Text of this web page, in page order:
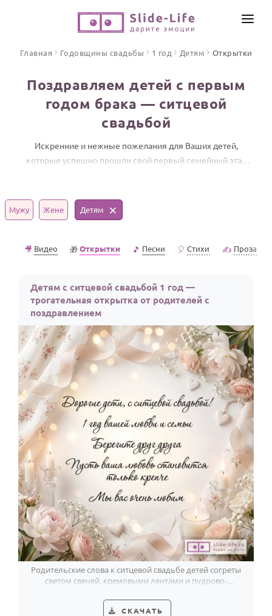
ПО ФОРМАТУ
Видео поздравления
Песни поздравления
Открытки
ПРАЗДНИКИ
Юбилей
Выпускной HOT
Календарь праздников
КОМУ
Женщине
Мужчине
Маме
Папе
Детям
Все родственники
ПЕРСОНАЛЬНЫЕ
Пожелания
По именам
По годам
ИНСТРУМЕНТЫ
ЦЕНЫ
Главная Годовщины свадьбы 1 год Детям Открытки
Поздравляем детей с первым
годом брака — ситцевой
свадьбой
Искренние и нежные пожелания для Ваших детей,
которые успешно прошли свой первый семейный этап
Мужу Жене Детям
🎥 Видео 🎁Открытки 🎵 Песни 🎈 Стихи ✍️ Проза
Детям с ситцевой свадьбой 1 год —
трогательная открытка от родителей с
поздравлением
Родительские слова к ситцевой свадьбе детей согреты
светом свечей, кремовыми лентами и пудрово-
СКАЧАТЬ